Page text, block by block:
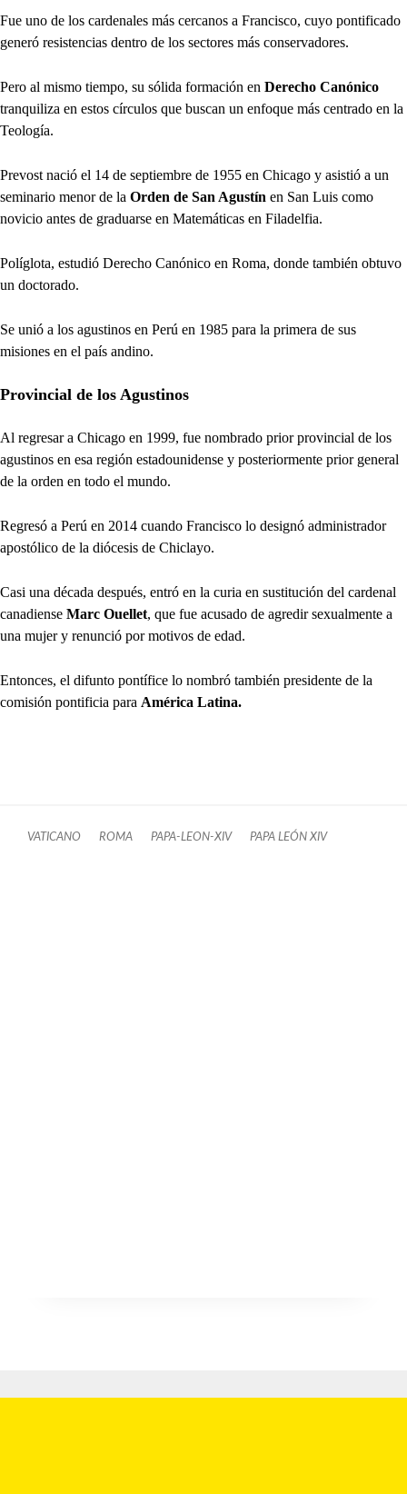
Fue uno de los cardenales más cercanos a Francisco, cuyo pontificado
generó resistencias dentro de los sectores más conservadores.
Pero al mismo tiempo, su sólida formación en Derecho Canónico
tranquiliza en estos círculos que buscan un enfoque más centrado en la
Teología.
Prevost nació el 14 de septiembre de 1955 en Chicago y asistió a un
seminario menor de la Orden de San Agustín en San Luis como
novicio antes de graduarse en Matemáticas en Filadelfia.
Políglota, estudió Derecho Canónico en Roma, donde también obtuvo
un doctorado.
Se unió a los agustinos en Perú en 1985 para la primera de sus
misiones en el país andino.
Provincial de los Agustinos
Al regresar a Chicago en 1999, fue nombrado prior provincial de los
agustinos en esa región estadounidense y posteriormente prior general
de la orden en todo el mundo.
Regresó a Perú en 2014 cuando Francisco lo designó administrador
apostólico de la diócesis de Chiclayo.
Casi una década después, entró en la curia en sustitución del cardenal
canadiense Marc Ouellet, que fue acusado de agredir sexualmente a
una mujer y renunció por motivos de edad.
Entonces, el difunto pontífice lo nombró también presidente de la
comisión pontificia para América Latina.
VATICANO ROMA PAPA-LEON-XIV PAPA LEÓN XIV